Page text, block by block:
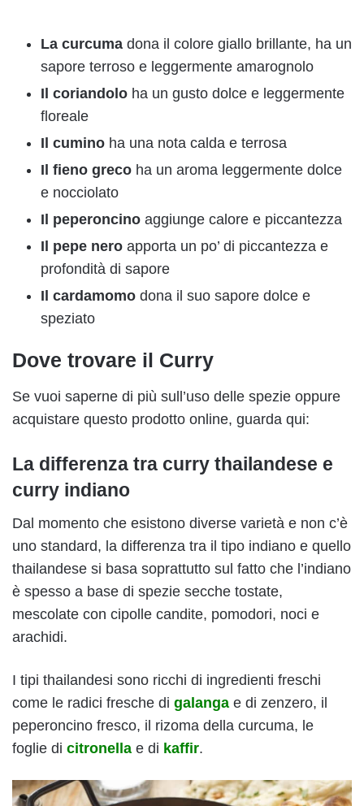
La curcuma dona il colore giallo brillante, ha un
sapore terroso e leggermente amarognolo
Il coriandolo ha un gusto dolce e leggermente
floreale
Il cumino ha una nota calda e terrosa
Il fieno greco ha un aroma leggermente dolce
e nocciolato
Il peperoncino aggiunge calore e piccantezza
Il pepe nero apporta un po’ di piccantezza e
profondità di sapore
Il cardamomo dona il suo sapore dolce e
speziato
Dove trovare il Curry
Se vuoi saperne di più sull’uso delle spezie oppure
acquistare questo prodotto online, guarda qui:
La differenza tra curry thailandese e
curry indiano
Dal momento che esistono diverse varietà e non c’è
uno standard, la differenza tra il tipo indiano e quello
thailandese si basa soprattutto sul fatto che l’indiano
è spesso a base di spezie secche tostate,
mescolate con cipolle candite, pomodori, noci e
arachidi.
I tipi thailandesi sono ricchi di ingredienti freschi
come le radici fresche di galanga e di zenzero, il
peperoncino fresco, il rizoma della curcuma, le
foglie di citronella e di kaffir.